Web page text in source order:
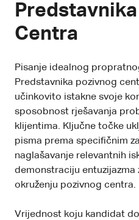
Centra
Pisanje idealnog
Predstavnika pozivnog
učinkovito istakne svoje
sposobnost rješavanja
klijentima. Ključne točke
pisma prema specifičnim
naglašavanje relevantnih
demonstraciju entuzijazma
okruženju pozivnog centra.
Vrijednost koju kandidat